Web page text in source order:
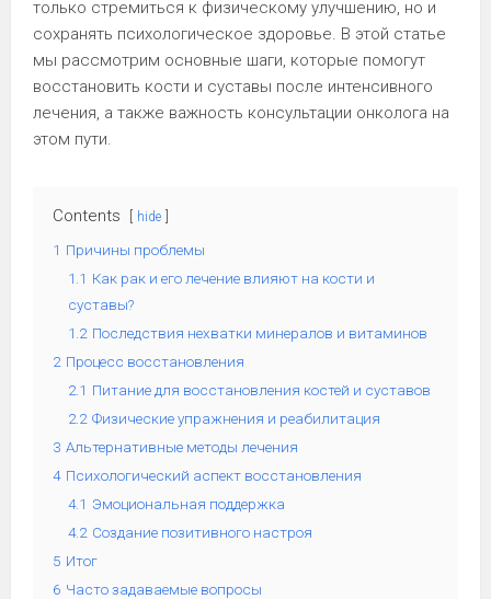
только стремиться к физическому улучшению, но и
сохранять психологическое здоровье. В этой статье
мы рассмотрим основные шаги, которые помогут
восстановить кости и суставы после интенсивного
лечения, а также важность консультации онколога на
этом пути.
Contents hide
1 Причины проблемы
1.1 Как рак и его лечение влияют на кости и
суставы?
1.2 Последствия нехватки минералов и витаминов
2 Процесс восстановления
2.1 Питание для восстановления костей и суставов
2.2 Физические упражнения и реабилитация
3 Альтернативные методы лечения
4 Психологический аспект восстановления
4.1 Эмоциональная поддержка
4.2 Создание позитивного настроя
5 Итог
6 Часто задаваемые вопросы